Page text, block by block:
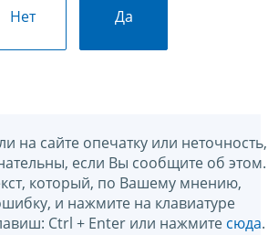
Нет Да
на сайте опечатку или неточность,
если Вы сообщите об этом.
который, по Вашему мнению,
и нажмите на клавиатуре
Ctrl + Enter или нажмите сюда.